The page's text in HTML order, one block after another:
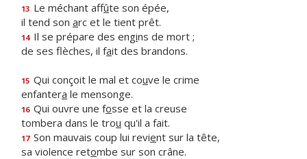
13 Le méchant affûte son épée,
il tend son arc et le tient prêt.
14 Il se prépare des engins de mort ;
de ses flèches, il fait des brandons.
15 Qui conçoit le mal et couve le crime
enfantera le mensonge.
16 Qui ouvre une fosse et la creuse
tombera dans le trou qu'il a fait.
17 Son mauvais coup lui revient sur la tête,
sa violence retombe sur son crâne.